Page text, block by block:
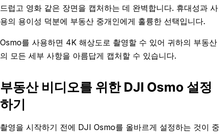
드럽고 영화 같은 장면을 캡처하는 데 완벽합니다. 휴대성과 사
용의 용이성 덕분에 부동산 중개인에게 훌륭한 선택입니다.
Osmo를 사용하면 4K 해상도로 촬영할 수 있어 귀하의 부동산
의 모든 세부 사항을 아름답게 캡처할 수 있습니다.
부동산 비디오를 위한 DJI Osmo 설정
하기
촬영을 시작하기 전에 DJI Osmo를 올바르게 설정하는 것이 중